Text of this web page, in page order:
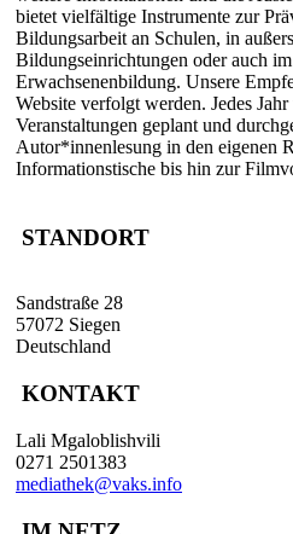
bietet vielfältige Instrumente zur
Bildungsarbeit an Schulen, in
Bildungseinrichtungen oder auch
Erwachsenenbildung. Unsere
Website verfolgt werden. Jedes
Veranstaltungen geplant und
Autor*innenlesung in den eigenen
Informationstische bis hin zur
STANDORT
Sandstraße 28
57072 Siegen
Deutschland
KONTAKT
Lali Mgaloblishvili
0271 2501383
mediathek@vaks.info